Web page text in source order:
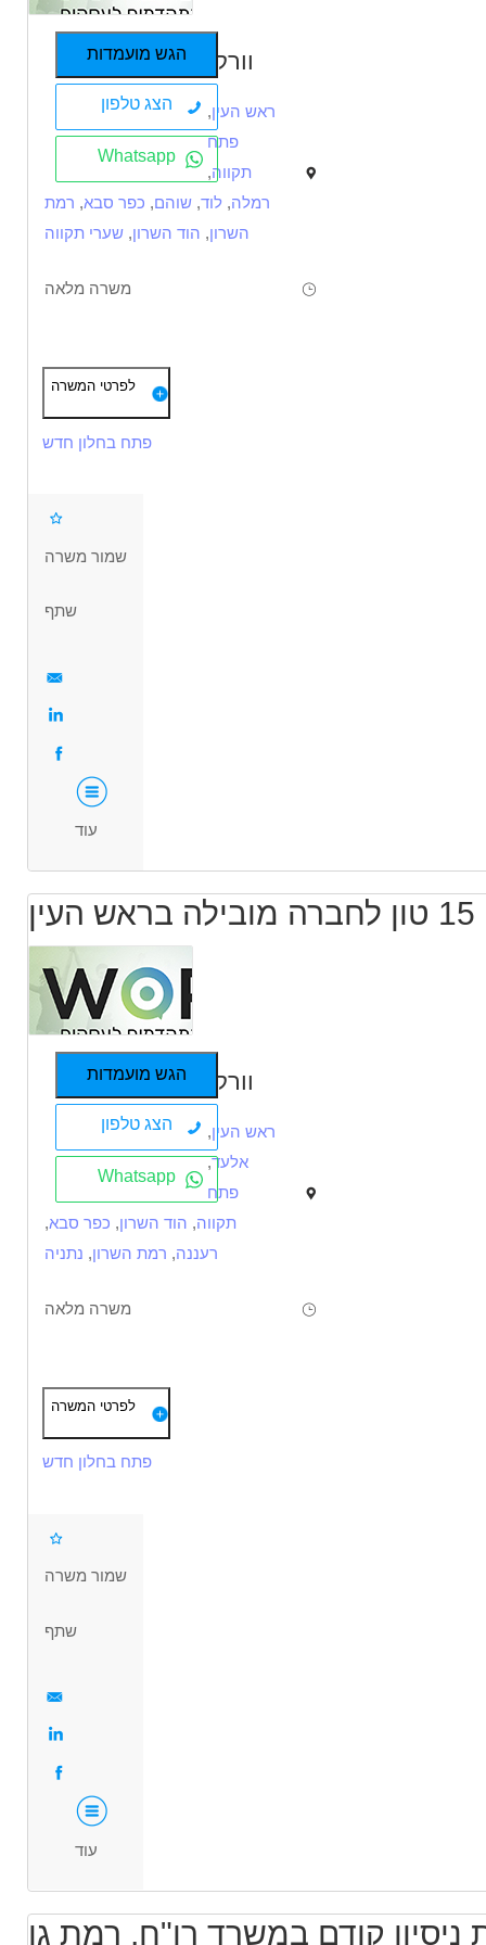
הגש מועמדות
הצג טלפון
Whatsapp
וורקי
ראש העין,
פתח
תקווה,
רמלה, לוד, שוהם, כפר סבא, רמת
השרון, הוד השרון, שערי תקווה
משרה מלאה
א-ה ללא ימי שישי
שכר לנהגי 12 טון -10000 ש"ח +משאית צמודה +פרמיות של 1000 ש"ח +5 ש"ח
שכר לנהגי 15 טון-11000 ש"ח +משאית צמודה +1000 ש"ח פרמיות כל חודש +5
דרישות
לפרטי המשרה
פתח בחלון חדש
שמור משרה
שתף
עוד
הגש מועמדות
הצג טלפון
Whatsapp
וורקי
ראש העין,
אלעד,
פתח
תקווה, הוד השרון, כפר סבא,
רעננה, רמת השרון, נתניה
משרה מלאה
דרישות
משרה מלאה
לפרטי המשרה
פתח בחלון חדש
שמור משרה
שתף
עוד
קודם במשרד רו"ח, רמת גן